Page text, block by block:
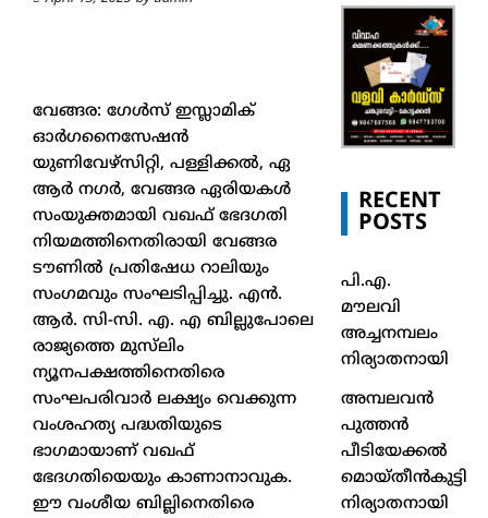
വേങ്ങര: ഗേൾസ് ഇസ്ലാമിക്
ഓർഗനൈസേഷൻ
യുണിവേഴ്സിറ്റി, പള്ളിക്കൽ, ഏ
ആർ നഗർ, വേങ്ങര ഏരിയകൾ
സംയുക്തമായി വഖഫ് ഭേദഗതി
നിയമത്തിനെതിരായി വേങ്ങര
ടൗണിൽ പ്രതിഷേധ റാലിയും
സംഗമവും സംഘടിപ്പിച്ചു. എൻ.
ആർ. സി-സി. എ. എ ബില്ലുപോലെ
രാജ്യത്തെ മുസ്‌ലിം
ന്യൂനപക്ഷത്തിനെതിരെ
സംഘപരിവാർ ലക്ഷ്യം വെക്കുന്ന
വംശഹത്യ പദ്ധതിയുടെ
ഭാഗമായാണ് വഖഫ്
ഭേദഗതിയെയും കാണാനാവുക.
ഈ വംശീയ ബില്ലിനെതിരെ
RECENT
POSTS
പി.എ.
മൗലവി
അച്ചനമ്പലം
നിര്യാതനായി
അമ്പലവൻ
പുത്തൻ
പീടിയേക്കൽ
മൊയ്തീൻകുട്ടി
നിര്യാതനായി